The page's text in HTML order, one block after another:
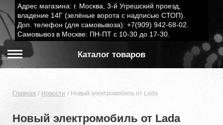
Адрес магазина: г. Москва, 3-й Угрешский проезд,
владение 14Г (зелёные ворота с надписью СТОП).
Доп. телефон (для самовывоза): +7(909) 942-68-02.
Самовывоз в Москве: ПН-ПТ с 10-30 до 17-30.
Каталог товаров
Главная Новости Новый электромобиль от Lada
Новый электромобиль от Lada